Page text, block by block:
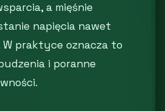
a mięśnie
napięcia nawet
W praktyce oznacza to
i poranne